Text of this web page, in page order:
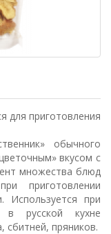
для приготовления
обычного
вкусом с
множества блюд
приготовлении
Используется при
в русской кухне
сбитней, пряников.